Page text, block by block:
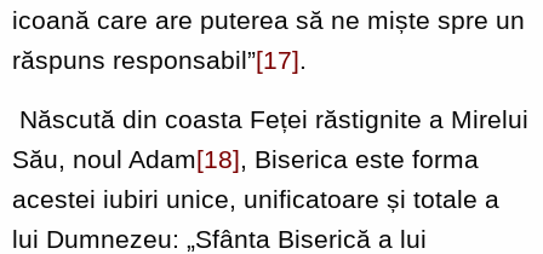
icoană care are puterea să ne miște spre un
răspuns responsabil”[17].
Născută din coasta Feței răstignite a Mirelui
Său, noul Adam[18], Biserica este forma
acestei iubiri unice, unificatoare și totale a
lui Dumnezeu: „Sfânta Biserică a lui